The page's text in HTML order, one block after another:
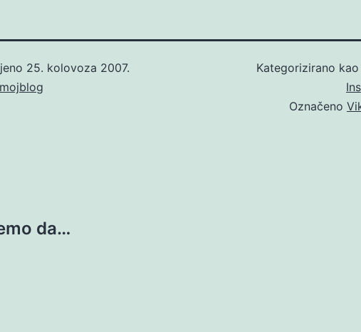
25. kolovoza 2007.
mojblog
Kategorizirano kao
Označeno
da…